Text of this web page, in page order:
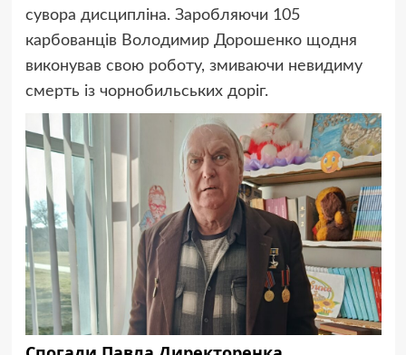
сувора дисципліна. Заробляючи 105
карбованців Володимир Дорошенко щодня
виконував свою роботу, змиваючи невидиму
смерть із чорнобильських доріг.